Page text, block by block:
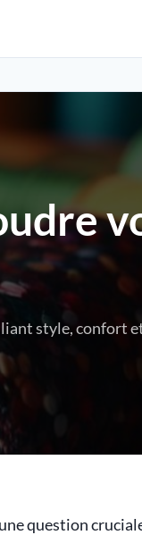
style, confort
question